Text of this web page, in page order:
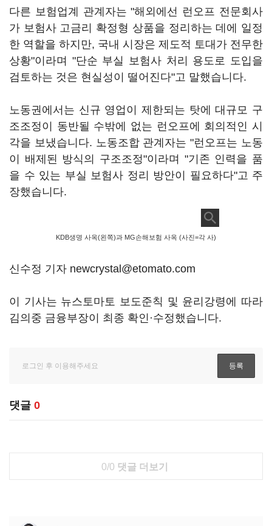
다른 보험업계 관계자는 "해외에선 런오프 전문회사
가 보험사 고금리 확정형 상품을 정리하는 데에 일정
한 역할을 하지만, 국내 시장은 제도적 토대가 전무한
상황"이라며 "단순 부실 보험사 처리 용도로 도입을
검토하는 것은 현실성이 떨어진다"고 말했습니다.
노동권에서는 신규 영업이 제한되는 탓에 대규모 구
조조정이 동반될 수밖에 없는 런오프에 회의적인 시
각을 보냈습니다. 노동조합 관계자는 "런오프는 노동
이 배제된 방식의 구조조정"이라며 "기존 인력을 품
을 수 있는 부실 보험사 정리 방안이 필요하다"고 주
장했습니다.
KDB생명 사옥(왼쪽)과 MG손해보험 사옥 (사진=각 사)
신수정 기자 newcrystal@etomato.com
이 기사는 뉴스토마토 보도준칙 및 윤리강령에 따라
김의중 금융부장이 최종 확인·수정했습니다.
댓글 0
0/0 댓글 더보기